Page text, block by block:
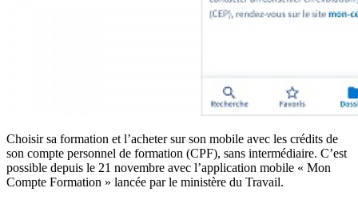
Choisir sa formation et l’acheter sur son mobile avec les crédits de
son compte personnel de formation (CPF), sans intermédiaire. C’est
possible depuis le 21 novembre avec l’application mobile « Mon
Compte Formation » lancée par le ministère du Travail.